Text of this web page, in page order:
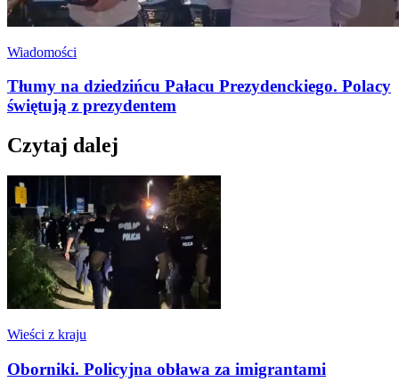
Wiadomości
Tłumy na dziedzińcu Pałacu Prezydenckiego. Polacy
świętują z prezydentem
Czytaj dalej
Wieści z kraju
Oborniki. Policyjna obława za imigrantami